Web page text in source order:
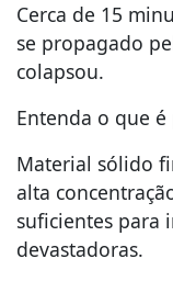
Cerca de 15
se propagado
colapsou.
Entenda o que
Material sólido
alta
suficientes para
devastadoras.